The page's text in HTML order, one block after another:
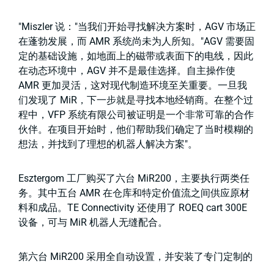
"Miszler 说："当我们开始寻找解决方案时，AGV 市场正
在蓬勃发展，而 AMR 系统尚未为人所知。"AGV 需要固
定的基础设施，如地面上的磁带或表面下的电线，因此
在动态环境中，AGV 并不是最佳选择。自主操作使
AMR 更加灵活，这对现代制造环境至关重要。一旦我
们发现了 MiR，下一步就是寻找本地经销商。在整个过
程中，VFP 系统有限公司被证明是一个非常可靠的合作
伙伴。在项目开始时，他们帮助我们确定了当时模糊的
想法，并找到了理想的机器人解决方案"。
Esztergom 工厂购买了六台 MiR200，主要执行两类任
务。其中五台 AMR 在仓库和特定价值流之间供应原材
料和成品。TE Connectivity 还使用了 ROEQ cart 300E
设备，可与 MiR 机器人无缝配合。
第六台 MiR200 采用全自动设置，并安装了专门定制的